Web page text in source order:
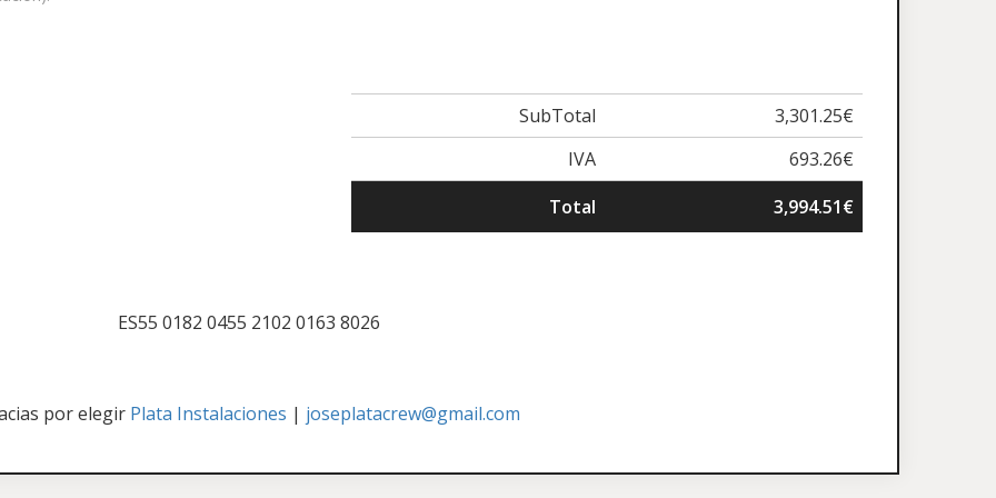
SubTotal
3,301.25€
IVA
693.26€
Total
3,994.51€
ES55 0182 0455 2102 0163 8026
por elegir Plata Instalaciones | joseplatacrew@gmail.com